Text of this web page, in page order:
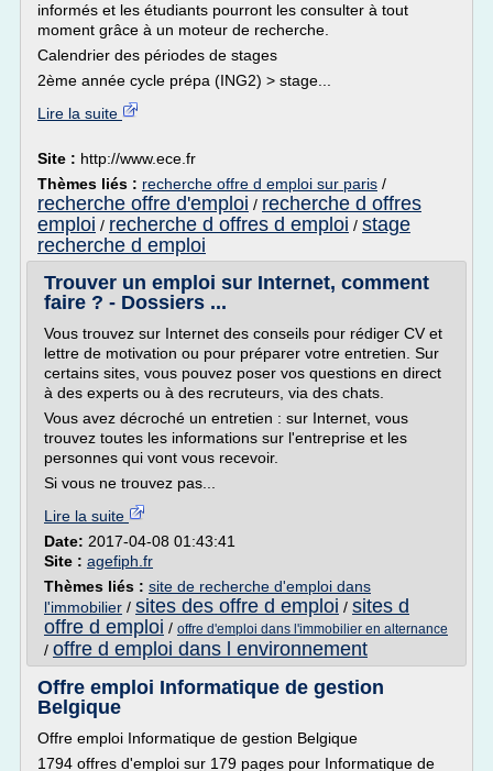
informés et les étudiants pourront les consulter à tout
moment grâce à un moteur de recherche.
Calendrier des périodes de stages
2ème année cycle prépa (ING2) > stage...
Lire la suite
Site : http://www.ece.fr
Thèmes liés : recherche offre d emploi sur paris /
recherche offre d'emploi / recherche d offres
emploi / recherche d offres d emploi / stage
recherche d emploi
Trouver un emploi sur Internet, comment
faire ? - Dossiers ...
Vous trouvez sur Internet des conseils pour rédiger CV et
lettre de motivation ou pour préparer votre entretien. Sur
certains sites, vous pouvez poser vos questions en direct
à des experts ou à des recruteurs, via des chats.
Vous avez décroché un entretien : sur Internet, vous
trouvez toutes les informations sur l'entreprise et les
personnes qui vont vous recevoir.
Si vous ne trouvez pas...
Lire la suite
Date: 2017-04-08 01:43:41
Site : agefiph.fr
Thèmes liés : site de recherche d'emploi dans
l'immobilier / sites des offre d emploi / sites d
offre d emploi / offre d'emploi dans l'immobilier en alternance
/ offre d emploi dans l environnement
Offre emploi Informatique de gestion
Belgique
Offre emploi Informatique de gestion Belgique
1794 offres d'emploi sur 179 pages pour Informatique de